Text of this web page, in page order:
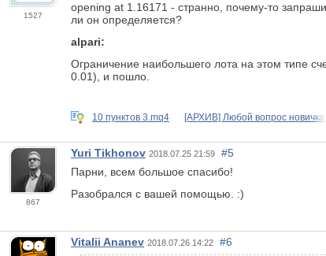
1527
opening at 1.16171 - странно, почему-то
ли он определяется?
alpari:
Ограничение наибольшего лота на этом типе
0.01), и пошло.
10 пунктов 3.mq4 [АРХИВ] Любой вопрос новичка,
867
Yuri Tikhonov 2018.07.25 21:59
#5
Парни, всем большое спасибо!
Разобрался с вашей помощью. :)
Vitalii Ananev 2018.07.26 14:22 #6